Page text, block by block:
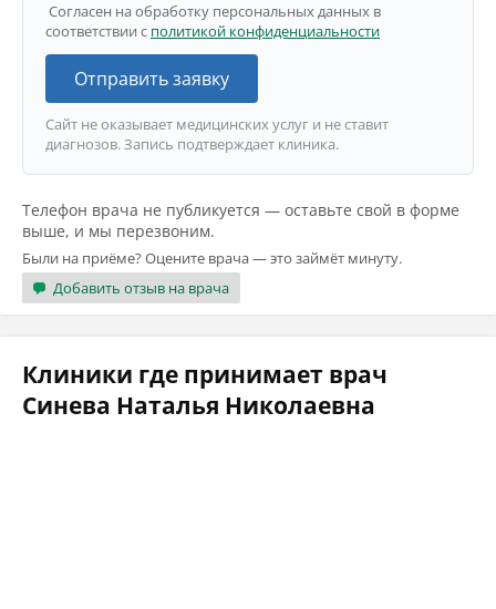
Согласен на обработку персональных данных в
соответствии с политикой конфиденциальности
Отправить заявку
Сайт не оказывает медицинских услуг и не ставит
диагнозов. Запись подтверждает клиника.
Телефон врача не публикуется — оставьте свой в форме
выше, и мы перезвоним.
Были на приёме? Оцените врача — это займёт минуту.
Добавить отзыв на врача
Клиники где принимает врач
Синева Наталья Николаевна